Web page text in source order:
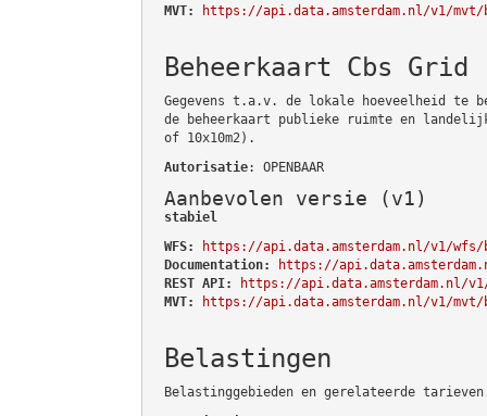
MVT:
https://api.data.amsterdam.nl/v1/mvt/
Beheerkaart Cbs Grid
Gegevens t.a.v. de lokale hoeveelheid te
de beheerkaart publieke ruimte en landelijk
of 10x10m2).
Autorisatie: OPENBAAR
Aanbevolen versie (v1)
stabiel
WFS:
https://api.data.amsterdam.nl/v1/wfs/
Documentation:
https://
REST API:
https://api.data.amsterdam.nl/
MVT:
https://api.data.amsterdam.nl/v1/mvt/
Belastingen
Belastinggebieden en gerelateerde